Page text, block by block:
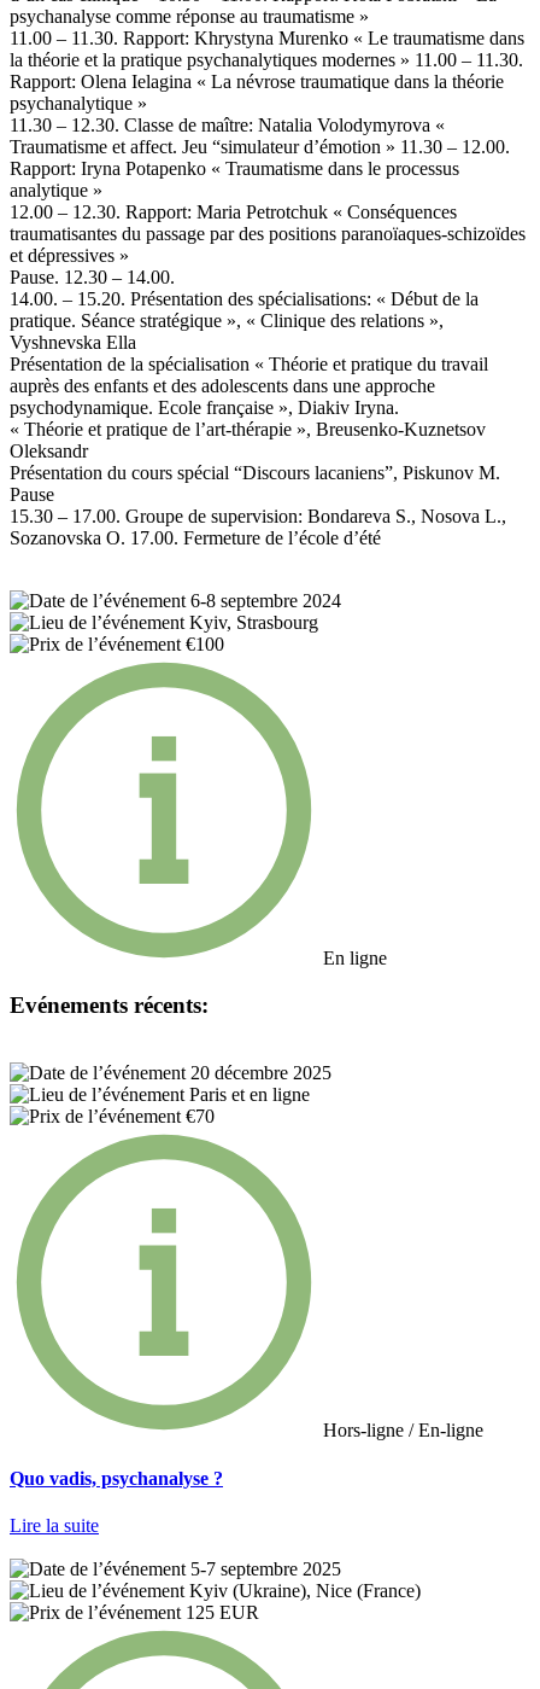
psychanalyse comme réponse au traumatisme »
11.00 – 11.30. Rapport: Khrystyna Murenko « Le traumatisme dans
la théorie et la pratique psychanalytiques modernes » 11.00 – 11.30.
Rapport: Olena Ielagina « La névrose traumatique dans la théorie
psychanalytique »
11.30 – 12.30. Classe de maître: Natalia Volodymyrova «
Traumatisme et affect. Jeu “simulateur d’émotion » 11.30 – 12.00.
Rapport: Iryna Potapenko « Traumatisme dans le processus
analytique »
12.00 – 12.30. Rapport: Maria Petrotchuk « Conséquences
traumatisantes du passage par des positions paranoïaques-schizoïdes
et dépressives »
Pause. 12.30 – 14.00.
14.00. – 15.20. Présentation des spécialisations: « Début de la
pratique. Séance stratégique », « Clinique des relations »,
Vyshnevska Ella
Présentation de la spécialisation « Théorie et pratique du travail
auprès des enfants et des adolescents dans une approche
psychodynamique. Ecole française », Diakiv Iryna.
« Théorie et pratique de l’art-thérapie », Breusenko-Kuznetsov
Oleksandr
Présentation du cours spécial “Discours lacaniens”, Piskunov M.
Pause
15.30 – 17.00. Groupe de supervision: Bondareva S., Nosova L.,
Sozanovska O. 17.00. Fermeture de l’école d’été
6-8 septembre 2024
Kyiv, Strasbourg
€100
En ligne
Evénements récents:
20 décembre 2025
Paris et en ligne
€70
Hors-ligne / En-ligne
Quo vadis, psychanalyse ?
Lire la suite
5-7 septembre 2025
Kyiv (Ukraine), Nice (France)
125 EUR